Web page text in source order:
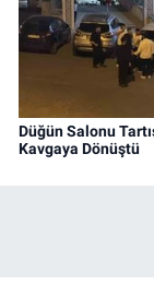
Düğün Salonu
Kavgaya Dönüştü